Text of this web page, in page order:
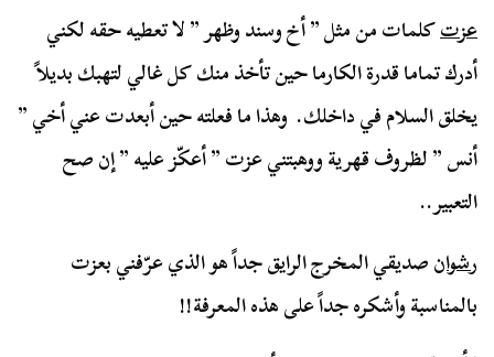
عزتكلمات من مثل ” أخ وسند وظهر ” لا تعطيه حقه لكني
أدرك تماما قدرة الكارما حين تأخذ منك كل غالي لتهبك بديلاً
يخلق السلام في داخلك. وهذا ما فعلته حين أبعدت عني أخي ”
أنس ” لظروف قهرية ووهبتني عزت ” أعكّز عليه ” إن صح
التعبير..
رشوانصديقي المخرج الرايق جداً هو الذي عرّفني بعزت
بالمناسبة وأشكره جداً على هذه المعرفة!!